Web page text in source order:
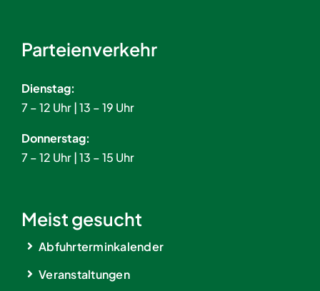
Parteienverkehr
Dienstag:
7 – 12 Uhr | 13 – 19 Uhr
Donnerstag:
7 – 12 Uhr | 13 – 15 Uhr
Meist gesucht
Abfuhrterminkalender
Veranstaltungen